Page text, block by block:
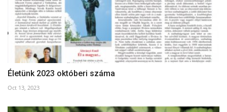
Életünk 2023 októberi száma
Oct 13, 2023